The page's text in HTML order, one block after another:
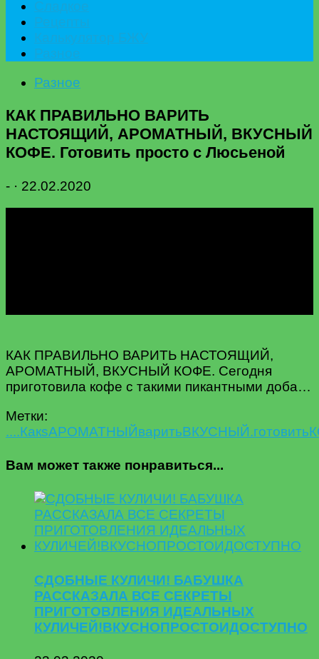
Разное
КАК ПРАВИЛЬНО ВАРИТЬ
НАСТОЯЩИЙ, АРОМАТНЫЙ, ВКУСНЫЙ
КОФЕ. Готовить просто с Люсьеной
- · 22.02.2020
КАК ПРАВИЛЬНО ВАРИТЬ НАСТОЯЩИЙ,
АРОМАТНЫЙ, ВКУСНЫЙ КОФЕ. Сегодня
приготовила кофе с такими пикантными доба…
Метки:
....КакsАРОМАТНЫЙваритьВКУСНЫЙ.готовить
Вам может также понравиться...
СДОБНЫЕ КУЛИЧИ! БАБУШКА
РАССКАЗАЛА ВСЕ СЕКРЕТЫ
ПРИГОТОВЛЕНИЯ ИДЕАЛЬНЫХ
КУЛИЧЕЙ!ВКУСНОПРОСТОИДОСТУПНО